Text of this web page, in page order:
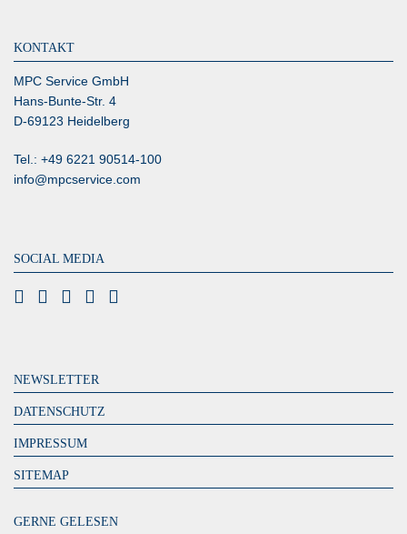
KONTAKT
MPC Service GmbH
Hans-Bunte-Str. 4
D-69123 Heidelberg
Tel.: +49 6221 90514-100
info@mpcservice.com
SOCIAL MEDIA
NEWSLETTER
DATENSCHUTZ
IMPRESSUM
SITEMAP
GERNE GELESEN